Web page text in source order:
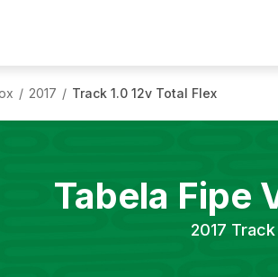
/ 2017 / Track 1.0 12v Total Flex
Tabela Fipe
2017 Track